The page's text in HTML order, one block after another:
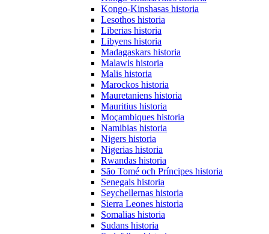
Kongo-Kinshasas historia
Lesothos historia
Liberias historia
Libyens historia
Madagaskars historia
Malawis historia
Malis historia
Marockos historia
Mauretaniens historia
Mauritius historia
Moçambiques historia
Namibias historia
Nigers historia
Nigerias historia
Rwandas historia
São Tomé och Príncipes historia
Senegals historia
Seychellernas historia
Sierra Leones historia
Somalias historia
Sudans historia